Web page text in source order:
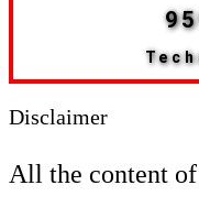
Disclaimer
All the content